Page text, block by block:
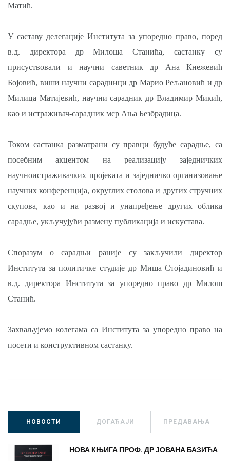
Матић.
У саставу делегације Института за упоредно право, поред
в.д. директора др Милоша Станића, састанку су
присуствовали и научни саветник др Ана Кнежевић
Бојовић, виши научни сарадници др Марио Рељановић и др
Милица Матијевић, научни сарадник др Владимир Микић,
као и истраживач-сарадник мср Ања Безбрадица.
Током састанка разматрани су правци будуће сарадње, са
посебним акцентом на реализацију заједничких
научноистраживачких пројеката и заједничко организовање
научних конференција, округлих столова и других стручних
скупова, као и на развој и унапређење других облика
сарадње, укључујући размену публикација и искустава.
Споразум о сарадњи раније су закључили директор
Института за политичке студије др Миша Стојадиновић и
в.д. директора Института за упоредно право др Милош
Станић.
Захваљујемо колегама са Института за упоредно право на
посети и конструктивном састанку.
НОВОСТИ ДОГАЂАЈИ ПРЕДАВАЊА
НОВА КЊИГА ПРОФ. ДР ЈОВАНА БАЗИЋА